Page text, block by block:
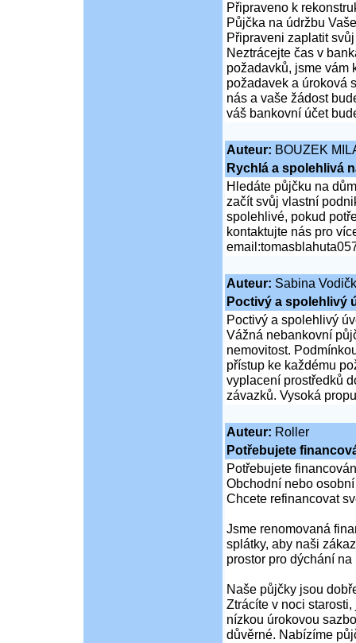
Připraveno k
Půjčka na údržbu
Připraveni zaplatit
Neztrácejte čas v
požadavků, jsme vám
požadavek a úroková
nás a vaše žádost
váš bankovní účet
Auteur: BOUZEK
Rychlá a spolehlivá
Hledáte půjčku na
začít svůj vlastní
spolehlivé, pokud
kontaktujte nás pro
Auteur: Sabina
Poctivý a spolehlivý
Poctivý a spolehlivý
Vážná nebankovní
nemovitost.
přístup ke každému
vyplacení prostředků
závazků. Vysoká
Auteur: Roller
Potřebujete
Potřebujete
Obchodní nebo
Chcete refinancovat
Jsme renomovaná
splátky, aby naši
prostor pro dýchání
Naše půjčky jsou
Ztrácíte v noci
nízkou úrokovou
důvěrné. Nabízíme